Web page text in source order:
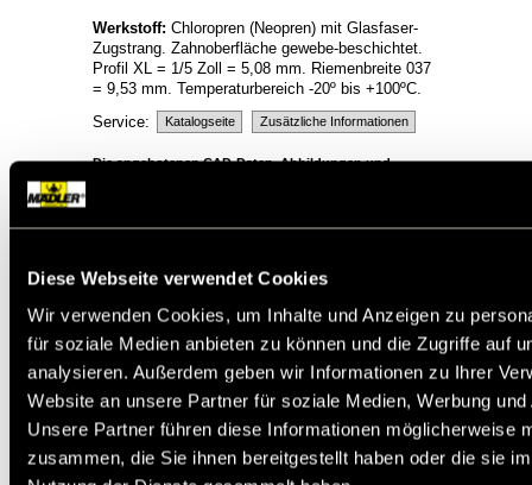
Diese Webseite verwendet Cookies
Wir verwenden Cookies, um Inhalte und Anzeigen zu
für soziale Medien anbieten zu können und die Zugriffe auf
analysieren. Außerdem geben wir Informationen zu Ihrer
Website an unsere Partner für soziale Medien, Werbung
Unsere Partner führen diese Informationen möglicherweise
zusammen, die Sie ihnen bereitgestellt haben oder die sie
Werkstoff: Chloropren (Neopren) mit Glasfaser-
Zugstrang. Zahnoberfläche gewebe-beschichtet.
Profil XL = 1/5 Zoll = 5,08 mm. Riemenbreite 037
= 9,53 mm. Temperaturbereich -20º bis +100ºC.
Service:
Katalogseite Zusätzliche Informationen
Die angebotenen CAD-Daten, Abbildungen und
( freibleibend aus Lagervorrat /
kurzfristig
lieferbar /
Lieferzeit nach Vereinbarung. Bitte
fragen Sie nach. )
Artikel
Menge
18081200
18081600